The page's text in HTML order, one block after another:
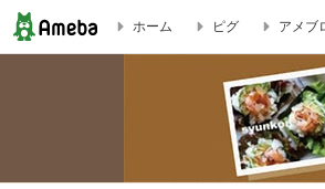
【材料2つか3つ！】手羽のさっぱり煮
ホーム ピグ アメブ